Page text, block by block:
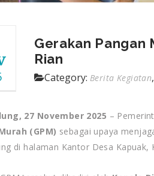
Gerakan Pangan
Rian
Category: Berita Kegiatan,
27 November 2025 –
(GPM) sebagai upaya
di halaman Kantor Desa